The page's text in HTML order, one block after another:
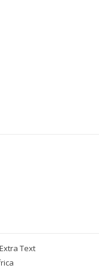
Extra Text